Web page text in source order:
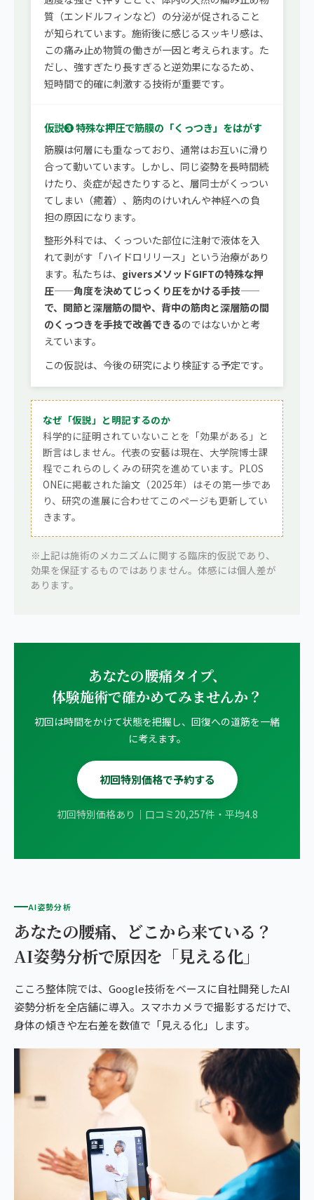
質（エンドルフィンなど）の分泌が促されること
が知られています。施術後に感じるスッキリ感は、
この痛み止め物質の働きが一因と考えられます。た
だし、強すぎたり長すぎると逆効果になるため、
短時間で的確に刺激する技術が重要です。
仮説❸ 特殊な押圧で筋膜の「くっつき」をはがす
筋膜は何層にも重なっており、通常はお互いに滑り
合って動いています。しかし、同じ姿勢を長時間続
けたり、炎症が起きたりすると、層同士がくっつい
てしまい（癒着）、筋肉のけいれんや神経への負
担の原因になります。
整形外科では、くっついた部位に注射で液体を入
れて剥がす「ハイドロリリース」という治療があり
ます。私たちは、 giversメソッドGIFTの特殊な押
圧——角度を決めてじっくり圧をかける手技——
で、関節と深層筋の間や、背中の筋肉と深層筋の間
のくっつきを手技で改善できるのではないかと考
えています。
この仮説は、今後の研究により検証する予定です。
なぜ「仮説」と明記するのか
科学的に証明されていないことを「効果がある」と
断言はしません。代表の安藝は現在、大学院博士課
程でこれらのしくみの研究を進めています。PLOS
ONEに掲載された論文（2025年）はその第一歩であ
り、研究の進展に合わせてこのページも更新してい
きます。
※上記は施術のメカニズムに関する臨床的仮説であり、
効果を保証するものではありません。体感には個人差が
あります。
あなたの腰痛タイプ、
体験施術で確かめてみませんか？
初回は時間をかけて状態を把握し、回復への道筋を一緒
に考えます。
初回特別価格で予約する
初回特別価格あり｜口コミ20,257件・平均4.8
AI姿勢分析
あなたの腰痛、どこから来ている？
AI姿勢分析で原因を「見える化」
こころ整体院では、Google技術をベースに自社開発したAI
姿勢分析を全店舗に導入。スマホカメラで撮影するだけで、
身体の傾きや左右差を数値で「見える化」します。